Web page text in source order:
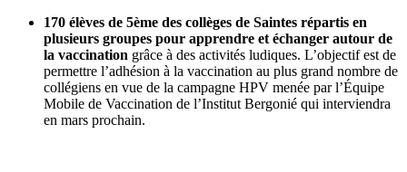
170 élèves de 5ème des collèges de Saintes répartis en
plusieurs groupes pour apprendre et échanger autour de
la vaccination grâce à des activités ludiques. L’objectif est de
permettre l’adhésion à la vaccination au plus grand nombre de
collégiens en vue de la campagne HPV menée par l’Équipe
Mobile de Vaccination de l’Institut Bergonié qui interviendra
en mars prochain.